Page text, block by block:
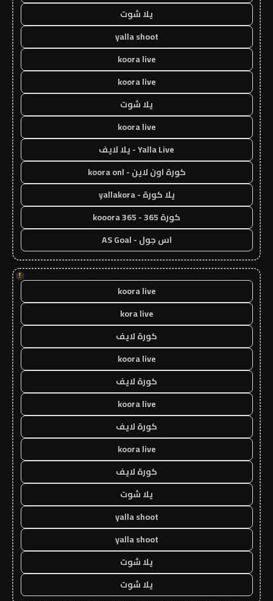
يلا شوت
yalla shoot
koora live
koora live
يلا شوت
koora live
Yalla Live - يلا لايف
كورة اون لاين - koora onl
يلا كورة - yallakora
كورة 365 - kooora 365
اس جول - AS Goal
!
koora live
kora live
كورة لايف
koora live
كورة لايف
koora live
كورة لايف
koora live
كورة لايف
يلا شوت
yalla shoot
yalla shoot
يلا شوت
يلا شوت